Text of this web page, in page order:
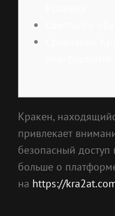
Кракен,
привлекает
безопасный доступ
больше о
на https://